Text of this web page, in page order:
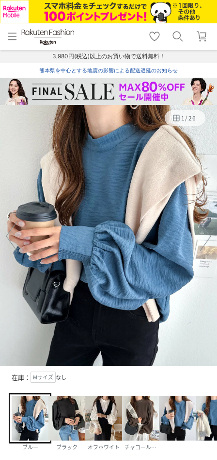
menu home
トップ
shopping_cart lock_outline
ログイン
3,980円(税込)以上のお買い物で送料無料！
熊本県を中心とする地震の影響による配送遅延のお知らせ
1/26
在庫： Mサイズ なし
ブルー ブラック オフホワイト チャコールブラウン